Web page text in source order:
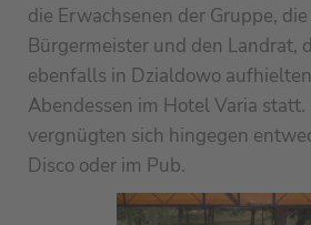
die Erwachsenen der Gruppe,
Bürgermeister und den Landrat,
ebenfalls in Dzialdowo
Abendessen im Hotel Varia
vergnügten sich hingegen
Disco oder im Pub.